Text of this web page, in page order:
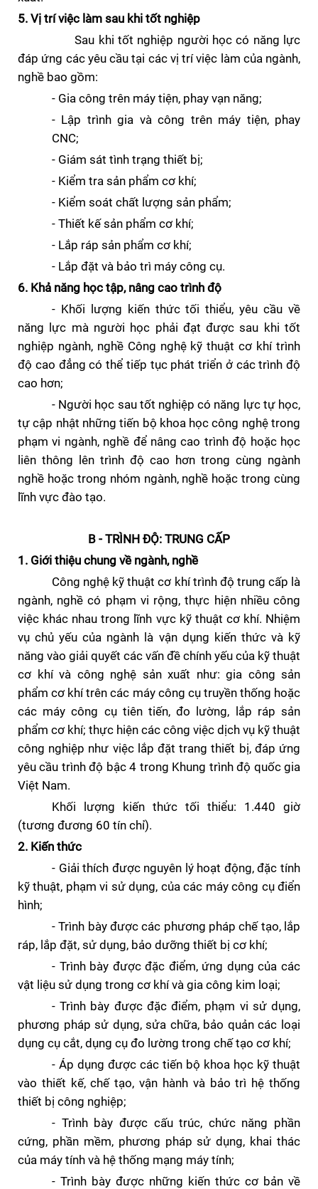
5. Vị trí việc làm sau khi tốt nghiệp
Sau khi tốt nghiệp người học có năng lực
đáp ứng các yêu cầu tại các vị trí việc làm của ngành,
nghề bao gồm:
- Gia công trên máy tiện, phay vạn năng;
- Lập trình gia và công trên máy tiện, phay
CNC;
- Giám sát tình trạng thiết bị;
- Kiểm tra sản phẩm cơ khí;
- Kiểm soát chất lượng sản phẩm;
- Thiết kế sản phẩm cơ khí;
- Lắp ráp sản phẩm cơ khí;
- Lắp đặt và bảo trì máy công cụ.
6. Khả năng học tập, nâng cao trình độ
- Khối lượng kiến thức tối thiểu, yêu cầu về
năng lực mà người học phải đạt được sau khi tốt
nghiệp ngành, nghề Công nghệ kỹ thuật cơ khí trình
độ cao đẳng có thể tiếp tục phát triển ở các trình độ
cao hơn;
- Người học sau tốt nghiệp có năng lực tự học,
tự cập nhật những tiến bộ khoa học công nghệ trong
phạm vi ngành, nghề để nâng cao trình độ hoặc học
liên thông lên trình độ cao hơn trong cùng ngành
nghề hoặc trong nhóm ngành, nghề hoặc trong cùng
lĩnh vực đào tạo.
B - TRÌNH ĐỘ: TRUNG CẤP
1. Giới thiệu chung về ngành, nghề
Công nghệ kỹ thuật cơ khítrình độ trung cấp là
ngành, nghềcó phạm vi rộng, thực hiện nhiều công
việc khác nhau trong lĩnh vực kỹ thuật cơ khí. Nhiệm
vụ chủ yếu của ngành là vận dụng kiến thức và kỹ
năng vào giải quyết các vấn đề chính yếu của kỹ thuật
cơ khí và công nghệ sản xuất như: gia công sản
phẩm cơ khí trên các máy công cụ truyền thống hoặc
các máy công cụ tiên tiến, đo lường, lắp ráp sản
phẩm cơ khí; thực hiện các công việc dịch vụ kỹ thuật
công nghiệp như việclắp đặt trang thiết bị, đáp ứng
yêu cầu trình độ bậc 4 trong Khung trình độ quốc gia
Việt Nam.
Khối lượng kiến thức tối thiểu: 1.440 giờ
(tương đương 60 tín chỉ).
2. Kiến thức
- Giải thích được nguyên lý hoạt động, đặc tính
kỹ thuật, phạm vi sử dụng, của các máy công cụ điển
hình;
- Trình bày được các phương pháp chế tạo, lắp
ráp, lắp đặt, sử dụng, bảo dưỡng thiết bị cơ khí;
- Trình bày được đặc điểm, ứng dụng của các
vật liệu sử dụng trong cơ khí và gia công kim loại;
- Trình bày được đặc điểm, phạm vi sử dụng,
phương pháp sử dụng, sửa chữa, bảo quản các loại
dụng cụ cắt, dụng cụ đo lường trong chế tạo cơ khí;
- Áp dụng được các tiến bộ khoa học kỹ thuật
vào thiết kế, chế tạo, vận hành và bảo trì hệ thống
thiết bị công nghiệp;
- Trình bày được cấu trúc, chức năng phần
cứng, phần mềm, phương pháp sử dụng, khai thác
của máy tính và hệ thống mạng máy tính;
- Trình bày được những kiến thức cơ bản về